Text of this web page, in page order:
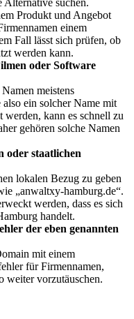
Produkt und Angebot
einem
Fall lässt sich prüfen, ob
werden kann.
oder Software
meistens
ein solcher Name mit
kann es schnell zu
gehören solche Namen
oder staatlichen
lokalen Bezug zu geben
„anwaltxy-hamburg.de“.
werden, dass es sich
handelt.
der eben genannten
mit einem
für Firmennamen,
weiter vorzutäuschen.